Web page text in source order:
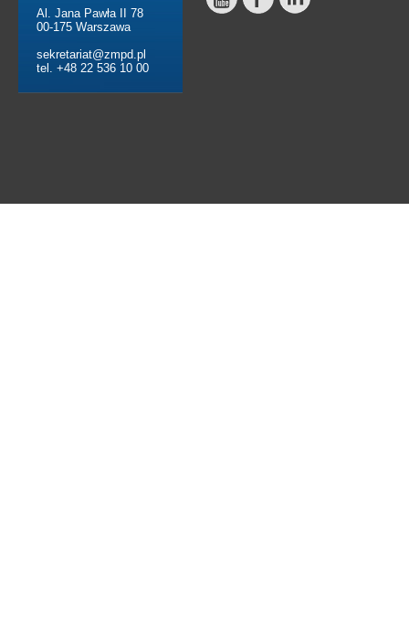
Al. Jana Pawła II 78
00-175 Warszawa
sekretariat@zmpd.pl
tel. +48 22 536 10 00